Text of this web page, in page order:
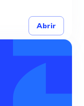
Abrir